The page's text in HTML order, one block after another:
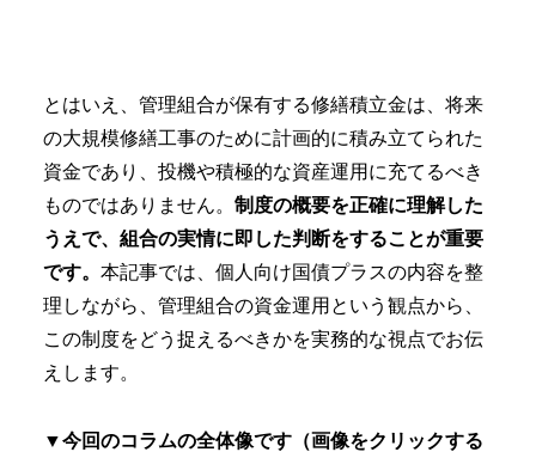
とはいえ、管理組合が保有する修繕積立金は、将来
の大規模修繕工事のために計画的に積み立てられた
資金であり、投機や積極的な資産運用に充てるべき
ものではありません。 制度の概要を正確に理解した
うえで、組合の実情に即した判断をすることが重要
です。 本記事では、個人向け国債プラスの内容を整
理しながら、管理組合の資金運用という観点から、
この制度をどう捉えるべきかを実務的な視点でお伝
えします。
▼今回のコラムの全体像です（画像をクリックする